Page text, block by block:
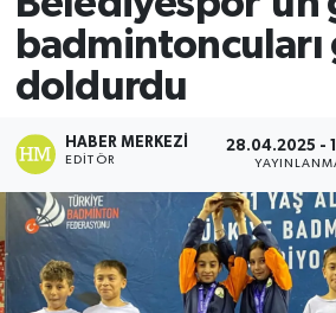
badmintoncuları
doldurdu
HABER MERKEZI
EDITÖR
28.04.2025 -